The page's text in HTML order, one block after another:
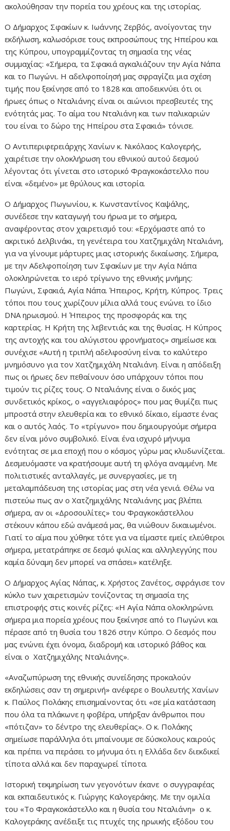
ακολούθησαν την πορεία του χρέους και της ιστορίας.
Ο Δήμαρχος Σφακίων κ. Ιωάννης Ζερβός, ανοίγοντας την
εκδήλωση, καλωσόρισε τους εκπροσώπους της Ηπείρου και
της Κύπρου, υπογραμμίζοντας τη σημασία της νέας
συμμαχίας: «Σήμερα, τα Σφακιά αγκαλιάζουν την Αγία Νάπα
και το Πωγώνι. Η αδελφοποίησή μας σφραγίζει μια σχέση
τιμής που ξεκίνησε από το 1828 και αποδεικνύει ότι οι
ήρωες όπως ο Νταλιάνης είναι οι αιώνιοι πρεσβευτές της
ενότητάς μας. Το αίμα του Νταλιάνη και των παλικαριών
του είναι το δώρο της Ηπείρου στα Σφακιά» τόνισε.
Ο Αντιπεριφερειάρχης Χανίων κ. Νικόλαος Καλογερής,
χαιρέτισε την ολοκλήρωση του εθνικού αυτού δεσμού
λέγοντας ότι γίνεται στο ιστορικό Φραγκοκάστελλο που
είναι «δεμένο» με θρύλους και ιστορία.
Ο Δήμαρχος Πωγωνίου, κ. Κωνσταντίνος Καψάλης,
συνέδεσε την καταγωγή του ήρωα με το σήμερα,
αναφέροντας στον χαιρετισμό του: «Ερχόμαστε από το
ακριτικό Δελβινάκι, τη γενέτειρα του Χατζημιχάλη Νταλιάνη,
για να γίνουμε μάρτυρες μιας ιστορικής δικαίωσης. Σήμερα,
με την Αδελφοποίηση των Σφακίων με την Αγία Νάπα
ολοκληρώνεται το ιερό τρίγωνο της εθνικής μνήμης:
Πωγώνι, Σφακιά, Αγία Νάπα. Ήπειρος, Κρήτη, Κύπρος. Τρεις
τόποι που τους χωρίζουν μίλια αλλά τους ενώνει το ίδιο
DNA ηρωισμού. Η Ήπειρος της προσφοράς και της
καρτερίας. Η Κρήτη της λεβεντιάς και της θυσίας. Η Κύπρος
της αντοχής και του αλύγιστου φρονήματος» σημείωσε και
συνέχισε «Αυτή η τριπλή αδελφοσύνη είναι το καλύτερο
μνημόσυνο για τον Χατζημιχάλη Νταλιάνη. Είναι η απόδειξη
πως οι ήρωες δεν πεθαίνουν όσο υπάρχουν τόποι που
τιμούν τις ρίζες τους. Ο Νταλιάνης είναι ο δικός μας
συνδετικός κρίκος, ο «αγγελιαφόρος» που μας θυμίζει πως
μπροστά στην ελευθερία και το εθνικό δίκαιο, είμαστε ένας
και ο αυτός λαός. Το «τρίγωνο» που δημιουργούμε σήμερα
δεν είναι μόνο συμβολικό. Είναι ένα ισχυρό μήνυμα
ενότητας σε μια εποχή που ο κόσμος γύρω μας κλυδωνίζεται.
Δεσμευόμαστε να κρατήσουμε αυτή τη φλόγα αναμμένη. Με
πολιτιστικές ανταλλαγές, με συνεργασίες, με τη
μεταλαμπάδευση της ιστορίας μας στη νέα γενιά. Θέλω να
πιστεύω πως αν ο Χατζημιχάλης Νταλιάνης μας βλέπει
σήμερα, αν οι «Δροσουλίτες» του Φραγκοκάστελλου
στέκουν κάπου εδώ ανάμεσά μας, θα νιώθουν δικαιωμένοι.
Γιατί το αίμα που χύθηκε τότε για να είμαστε εμείς ελεύθεροι
σήμερα, μετατράπηκε σε δεσμό φιλίας και αλληλεγγύης που
καμία δύναμη δεν μπορεί να σπάσει» κατέληξε.
Ο Δήμαρχος Αγίας Νάπας, κ. Χρήστος Ζανέτος, σφράγισε τον
κύκλο των χαιρετισμών τονίζοντας τη σημασία της
επιστροφής στις κοινές ρίζες: «Η Αγία Νάπα ολοκληρώνει
σήμερα μια πορεία χρέους που ξεκίνησε από το Πωγώνι και
πέρασε από τη θυσία του 1826 στην Κύπρο. Ο δεσμός που
μας ενώνει έχει όνομα, διαδρομή και ιστορικό βάθος και
είναι ο Χατζημιχάλης Νταλιάνης».
«Αναζωπύρωση της εθνικής συνείδησης προκαλούν
εκδηλώσεις σαν τη σημερινή» ανέφερε ο Βουλευτής Χανίων
κ. Παύλος Πολάκης επισημαίνοντας ότι «σε μία κατάσταση
που όλα τα πλάκωνε η φοβέρα, υπήρξαν άνθρωποι που
«πότιζαν» το δέντρο της ελευθερίας». Ο κ. Πολάκης
σημείωσε παράλληλα ότι μπαίνουμε σε δύσκολους καιρούς
και πρέπει να περάσει το μήνυμα ότι η Ελλάδα δεν διεκδικεί
τίποτα αλλά και δεν παραχωρεί τίποτα.
Ιστορική τεκμηρίωση των γεγονότων έκανε ο συγγραφέας
και εκπαιδευτικός κ. Γιώργης Καλογεράκης. Με την ομιλία
του «Το Φραγκοκάστελλο και η θυσία του Νταλιάνη» ο κ.
Καλογεράκης ανέδειξε τις πτυχές της ηρωικής εξόδου του